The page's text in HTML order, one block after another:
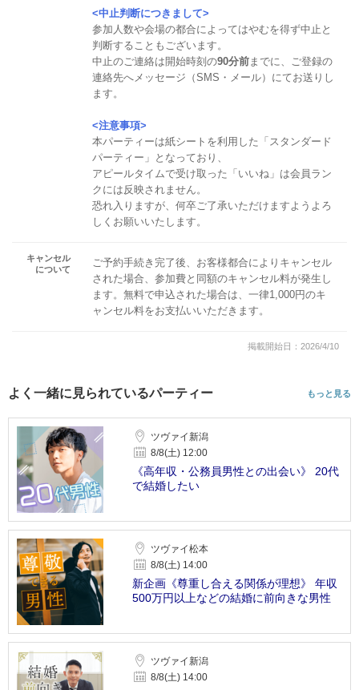
<中止判断につきまして>
参加人数や会場の都合によってはやむを得ず中止と
判断することもございます。
中止のご連絡は開始時刻の90分前までに、ご登録の
連絡先へメッセージ（SMS・メール）にてお送りし
ます。
<注意事項>
本パーティーは紙シートを利用した「スタンダード
パーティー」となっており、
アピールタイムで受け取った「いいね」は会員ラン
クには反映されません。
恐れ入りますが、何卒ご了承いただけますようよろ
しくお願いいたします。
キャンセル
について
ご予約手続き完了後、お客様都合によりキャンセル
された場合、参加費と同額のキャンセル料が発生し
ます。無料で申込された場合は、一律1,000円のキ
ャンセル料をお支払いいただきます。
掲載開始日：2026/4/10
よく一緒に見られているパーティー もっと見る
ツヴァイ新潟
8/8(土) 12:00
《高年収・公務員男性との出会い》 20代
で結婚したい
ツヴァイ松本
8/8(土) 14:00
新企画《尊重し合える関係が理想》 年収
500万円以上などの結婚に前向きな男性
ツヴァイ新潟
8/8(土) 14:00